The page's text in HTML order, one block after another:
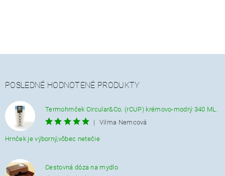
POSLEDNÉ HODNOTENÉ PRODUKTY
Termohrnček Circular&Co. (rCUP) krémovo-modrý 340 ML.
|
Vilma Nemcová
Hrnček je výborný,vôbec netečie
Cestovná dóza na mydlo